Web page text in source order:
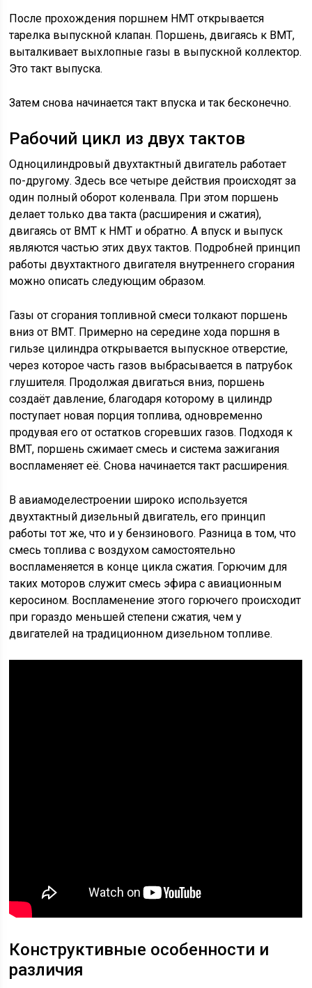
После прохождения поршнем НМТ открывается
тарелка выпускной клапан. Поршень, двигаясь к ВМТ,
выталкивает выхлопные газы в выпускной коллектор.
Это такт выпуска.
Затем снова начинается такт впуска и так бесконечно.
Рабочий цикл из двух тактов
Одноцилиндровый двухтактный двигатель работает
по-другому. Здесь все четыре действия происходят за
один полный оборот коленвала. При этом поршень
делает только два такта (расширения и сжатия),
двигаясь от ВМТ к НМТ и обратно. А впуск и выпуск
являются частью этих двух тактов. Подробней принцип
работы двухтактного двигателя внутреннего сгорания
можно описать следующим образом.
Газы от сгорания топливной смеси толкают поршень
вниз от ВМТ. Примерно на середине хода поршня в
гильзе цилиндра открывается выпускное отверстие,
через которое часть газов выбрасывается в патрубок
глушителя. Продолжая двигаться вниз, поршень
создаёт давление, благодаря которому в цилиндр
поступает новая порция топлива, одновременно
продувая его от остатков сгоревших газов. Подходя к
ВМТ, поршень сжимает смесь и система зажигания
воспламеняет её. Снова начинается такт расширения.
В авиамоделестроении широко используется
двухтактный дизельный двигатель, его принцип
работы тот же, что и у бензинового. Разница в том, что
смесь топлива с воздухом самостоятельно
воспламеняется в конце цикла сжатия. Горючим для
таких моторов служит смесь эфира с авиационным
керосином. Воспламенение этого горючего происходит
при гораздо меньшей степени сжатия, чем у
двигателей на традиционном дизельном топливе.
Конструктивные особенности и
различия